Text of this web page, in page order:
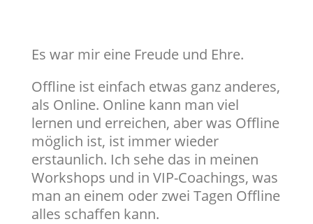
Es war mir eine Freude und Ehre.
Offline ist einfach etwas ganz anderes,
als Online. Online kann man viel
lernen und erreichen, aber was Offline
möglich ist, ist immer wieder
erstaunlich. Ich sehe das in meinen
Workshops und in VIP-Coachings, was
man an einem oder zwei Tagen Offline
alles schaffen kann.